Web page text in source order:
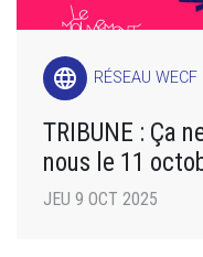
language RÉSEAU WECF
TRIBUNE : Ça
nous le 11
JEU 9 OCT 2025